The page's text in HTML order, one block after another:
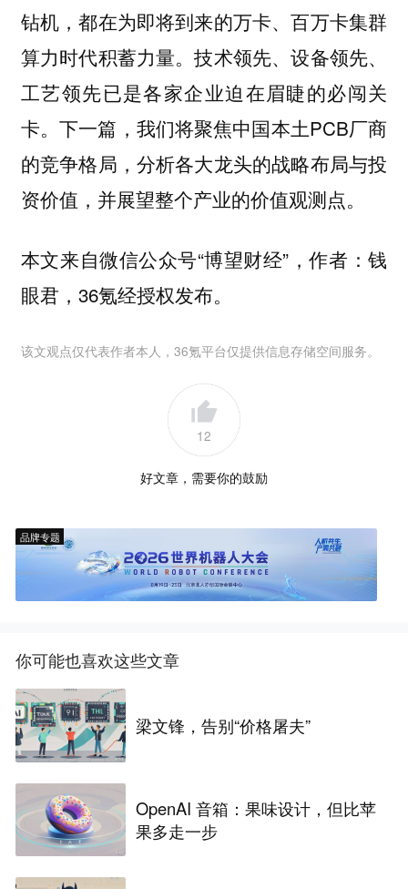
钻机，都在为即将到来的万卡、百万卡集群
算力时代积蓄力量。技术领先、设备领先、
工艺领先已是各家企业迫在眉睫的必闯关
卡。下一篇，我们将聚焦中国本土PCB厂商
的竞争格局，分析各大龙头的战略布局与投
资价值，并展望整个产业的价值观测点。
本文来自微信公众号“博望财经”，作者：钱
眼君，36氪经授权发布。
该文观点仅代表作者本人，36氪平台仅提供信息存储空间服务。
12
好文章，需要你的鼓励
品牌专题
你可能也喜欢这些文章
梁文锋，告别“价格屠夫”
OpenAI 音箱：果味设计，但比苹
果多走一步